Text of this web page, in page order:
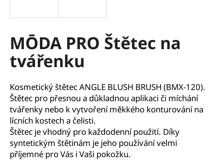
MŌDA PRO Štětec na
tvářenku
Kosmetický štětec ANGLE BLUSH BRUSH (BMX-120).
Štětec pro přesnou a důkladnou aplikaci či míchání
tvářenky nebo k vytvoření měkkého konturování na
lícních kostech a čelisti.
Štětec je vhodný pro každodenní použití. Díky
syntetickým štětinám je jeho používání velmi
příjemné pro Vás i Vaši pokožku.
í
t
?
HLEDAT
D